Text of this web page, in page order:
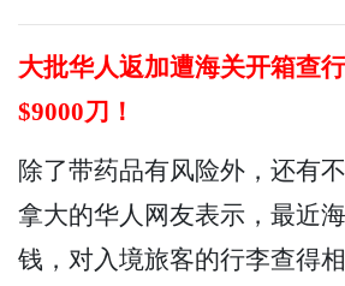
大批华人返加遭海关开箱查
$9000刀！
除了带药品有风险外，还有
拿大的华人网友表示，最近
钱，对入境旅客的行李查得